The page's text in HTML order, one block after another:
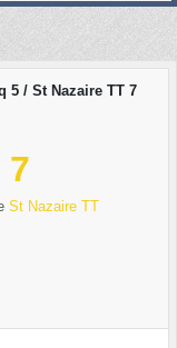
5 / St Nazaire TT 7
7
St Nazaire TT